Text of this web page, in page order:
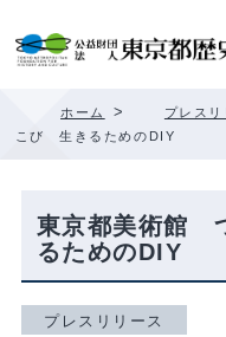
ホーム > プレスリ
こび 生きるためのDIY
東京都美術館
るためのDIY
プレスリリース